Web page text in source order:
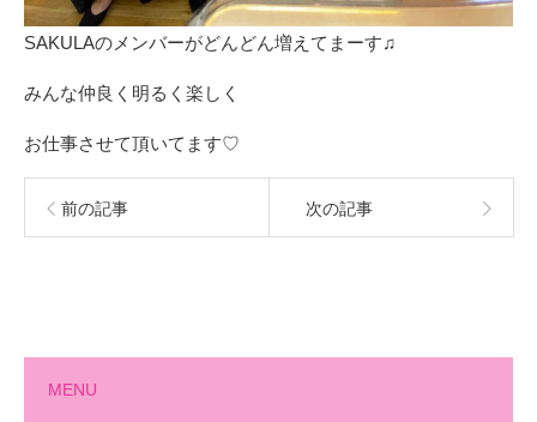
SAKULAのメンバーがどんどん増えてまーす♫
みんな仲良く明るく楽しく
お仕事させて頂いてます♡
前の記事 次の記事
MENU